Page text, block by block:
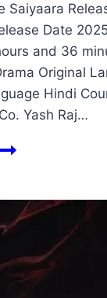
Saiyaara
Date
and 36
Original
Hindi
Yash Raj…
Movie
Filmyzilla